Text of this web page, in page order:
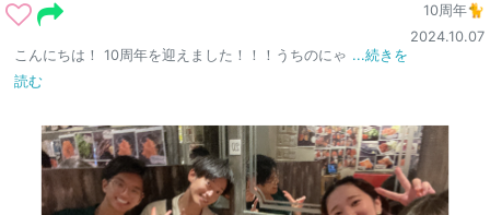
10周年🐈
2024.10.07
こんにちは！ 10周年を迎えました！！！うちのにゃ ...続きを
読む